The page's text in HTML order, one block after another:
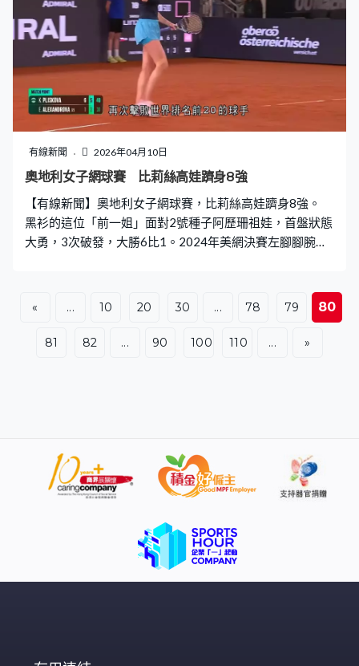
有線新聞 2026年04月10日
奧地利女子網球賽 比莉絲高娃躋身8強
【有線新聞】奧地利女子網球賽，比莉絲高娃躋身8強。
黑衫的這位「前一姐」面對2號種子阿歷珊祖娃，首盤狀態
大勇，3次破發，大勝6比1。2024年美網決賽左腳腳腕受
克服傷患。精彩擋去後場，笠死對手，比莉絲高娃贏多盤6
比3，接近2年來再次擊敗世界排名前20的球手，連續兩圈
不失一盤晉級，8強對域姬。
« ... 10 20 30 ... 78 79 80
81 82 ... 90 100 110 ... »